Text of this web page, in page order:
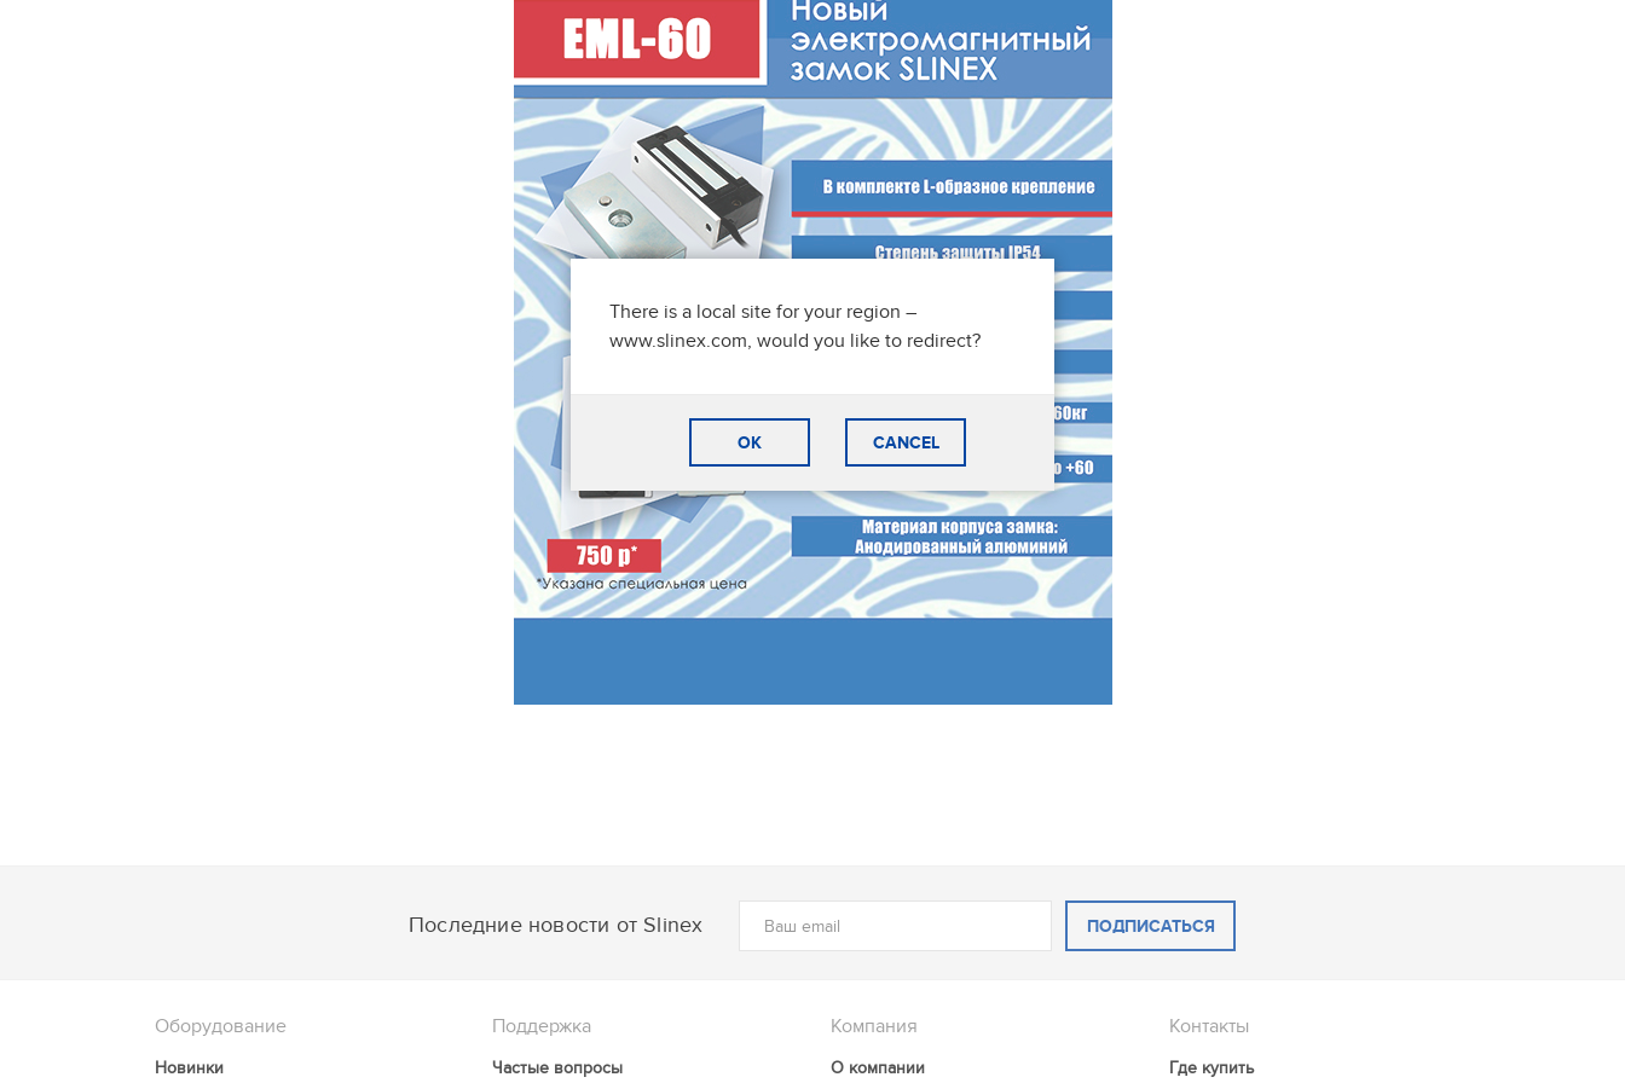
There is a local site for your region –
www.slinex.com, would you like to redirect?
OK CANCEL
Последние новости от Slinex ПОДПИСАТЬСЯ
Оборудование
Новинки
Поддержка
Частые вопросы
Компания
О компании
Контакты
Где купить